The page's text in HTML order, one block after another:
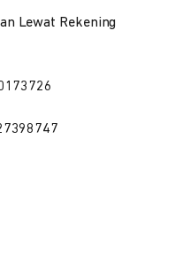
Lewat Rekening